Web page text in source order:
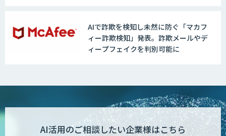
AIで詐欺を検知し未然に防ぐ「マカフ
ィー詐欺検知」発表。詐欺メールやデ
ィープフェイクを判別可能に
AI活用のご相談したい企業様はこちら